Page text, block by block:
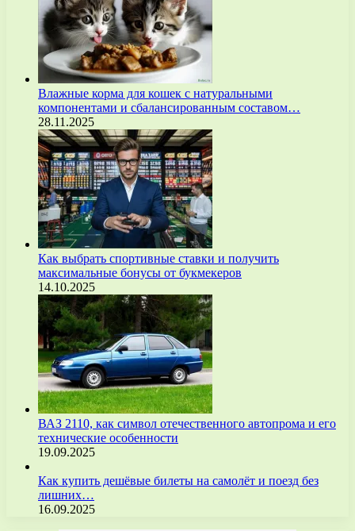
Влажные корма для кошек с натуральными
компонентами и сбалансированным составом…
28.11.2025
Как выбрать спортивные ставки и получить
максимальные бонусы от букмекеров
14.10.2025
ВАЗ 2110, как символ отечественного автопрома и его
технические особенности
19.09.2025
Как купить дешёвые билеты на самолёт и поезд без
лишних…
16.09.2025